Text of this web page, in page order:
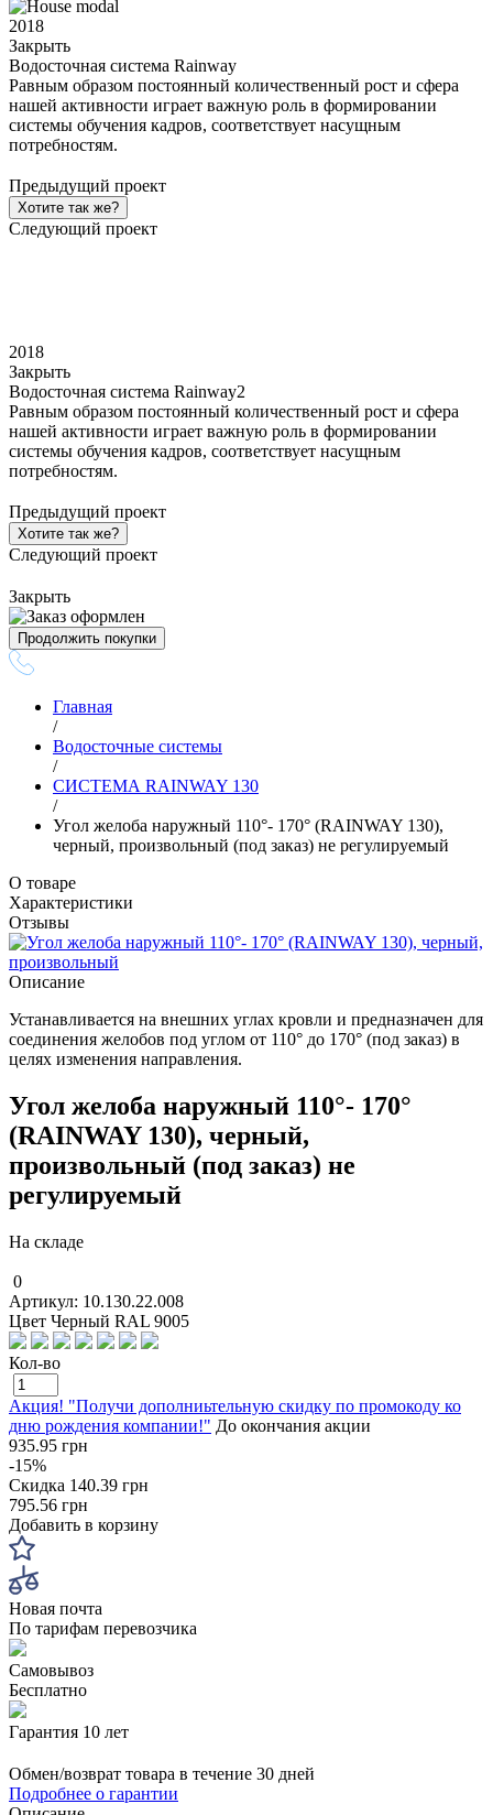
2018
Закрыть
Водосточная система Rainway
Равным образом постоянный количественный рост и сфера
нашей активности играет важную роль в формировании
системы обучения кадров, соответствует насущным
потребностям.
Предыдущий проект
Хотите так же?
Следующий проект
2018
Закрыть
Водосточная система Rainway2
Равным образом постоянный количественный рост и сфера
нашей активности играет важную роль в формировании
системы обучения кадров, соответствует насущным
потребностям.
Предыдущий проект
Хотите так же?
Следующий проект
Закрыть
Продолжить покупки
Главная
/
Водосточные системы
/
СИСТЕМА RAINWAY 130
/
Угол желоба наружный 110°- 170° (RAINWAY 130),
черный, произвольный (под заказ) не регулируемый
О товаре
Характеристики
Отзывы
Описание
Устанавливается на внешних углах кровли и предназначен для
соединения желобов под углом от 110° до 170° (под заказ) в
целях изменения направления.
Угол желоба наружный 110°- 170°
(RAINWAY 130), черный,
произвольный (под заказ) не
регулируемый
На складе
0
Артикул: 10.130.22.008
Цвет Черный RAL 9005
Кол-во
Акция! "Получи дополниьтельную скидку по промокоду ко
дню рождения компании!" До окончания акции
935.95 грн
-15%
Скидка 140.39 грн
795.56 грн
Добавить в корзину
Новая почта
По тарифам перевозчика
Самовывоз
Бесплатно
Гарантия 10 лет
Обмен/возврат товара в течение 30 дней
Подробнее о гарантии